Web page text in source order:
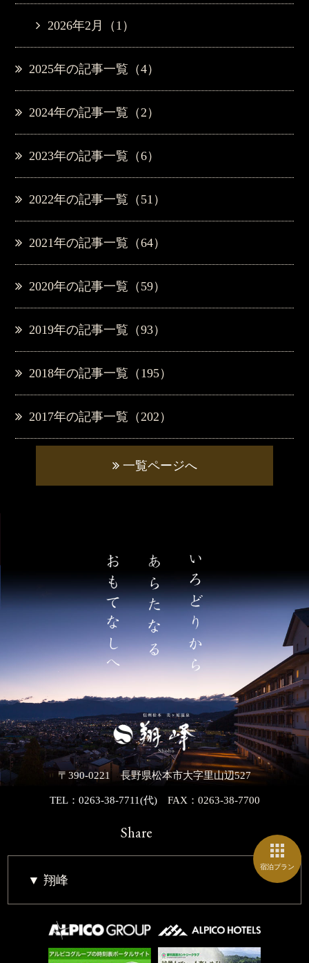
宿泊プラン
2026年2月（1）
2025年の記事一覧（4）
2024年の記事一覧（2）
2023年の記事一覧（6）
2022年の記事一覧（51）
2021年の記事一覧（64）
2020年の記事一覧（59）
2019年の記事一覧（93）
2018年の記事一覧（195）
2017年の記事一覧（202）
一覧ページへ
〒390-0221 長野県松本市大字里山辺527
TEL：0263-38-7711(代)FAX：0263-38-7700
Share
翔峰